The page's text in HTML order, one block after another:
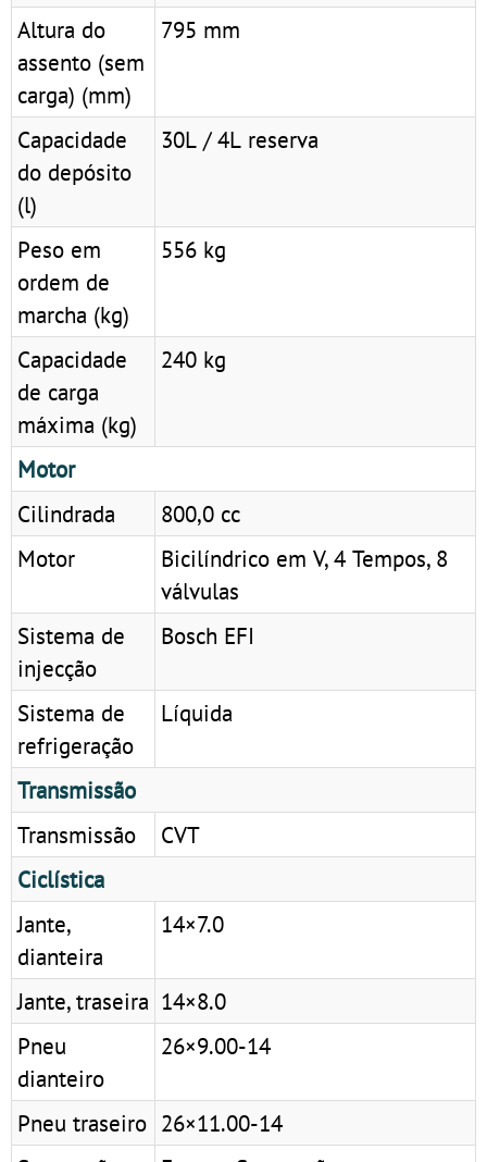
Altura do
assento (sem
carga) (mm)
795 mm
Capacidade
do depósito
(l)
30L / 4L reserva
Peso em
ordem de
marcha (kg)
556 kg
Capacidade
de carga
máxima (kg)
240 kg
Motor
Cilindrada
800,0 cc
Motor
Bicilíndrico em V, 4 Tempos, 8
válvulas
Sistema de
injecção
Bosch EFI
Sistema de
refrigeração
Líquida
Transmissão
Transmissão
CVT
Ciclística
Jante,
dianteira
14×7.0
Jante, traseira 14×8.0
Pneu
dianteiro
26×9.00-14
Pneu traseiro 26×11.00-14